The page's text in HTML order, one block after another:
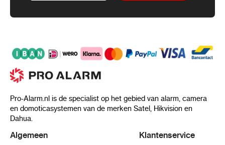
Pro-Alarm.nl is de specialist op het gebied van alarm, camera
en domoticasystemen van de merken Satel, Hikvision en
Dahua.
Algemeen Klantenservice